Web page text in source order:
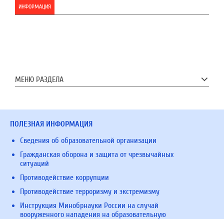
ИНФОРМАЦИЯ
МЕНЮ РАЗДЕЛА
ПОЛЕЗНАЯ ИНФОРМАЦИЯ
Сведения об образовательной организации
Гражданская оборона и защита от чрезвычайных
ситуаций
Противодействие коррупции
Противодействие терроризму и экстремизму
Инструкция Минобрнауки России на случай
вооруженного нападения на образовательную